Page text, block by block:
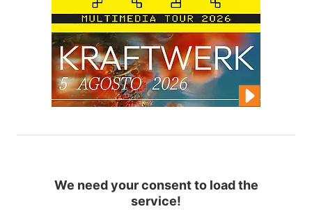
We need your consent to load the
service!